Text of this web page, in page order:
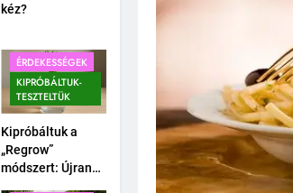
kéz?
ÉRDEKESSÉGEK
KIPRÓBÁLTUK-
TESZTELTÜK
Kipróbáltuk a
„Regrow”
módszert: Újranő